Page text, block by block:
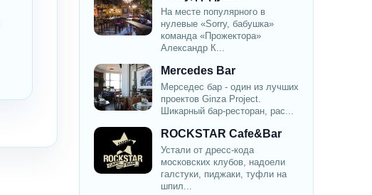
На месте популярного в
нулевые «Sorry, бабушка»
команда «Прожектора»
Александр К...
Mercedes Bar
Мерседес бар - один из лучших
проектов Ginza Project.
Шикарный бар-ресторан, рас...
ROCKSTAR Cafe&Bar
Устали от дресс-кода
московских клубов, надоели
галстуки, пиджаки, туфли на
шпил...